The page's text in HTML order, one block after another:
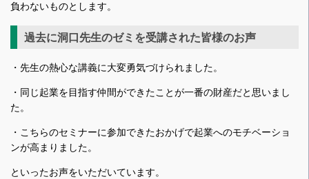
負わないものとします。
過去に洞口先生のゼミを受講された皆様のお声
・先生の熱心な講義に大変勇気づけられました。
・同じ起業を目指す仲間ができたことが一番の財産だと思いまし
た。
・こちらのセミナーに参加できたおかげで起業へのモチベーショ
ンが高まりました。
といったお声をいただいています。